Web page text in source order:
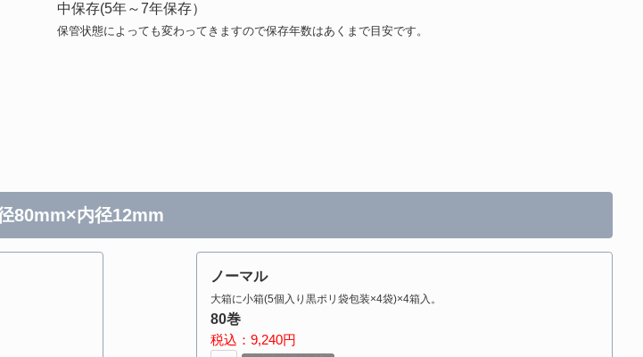
中保存(5年～7年保存）
保管状態によっても変わってきますので保存年数はあくまで目安です。
80mm×内径12mm
ノーマル
大箱に小箱(5個入り黒ポリ袋包装×4袋)×4箱入。
80巻
税込：9,240円